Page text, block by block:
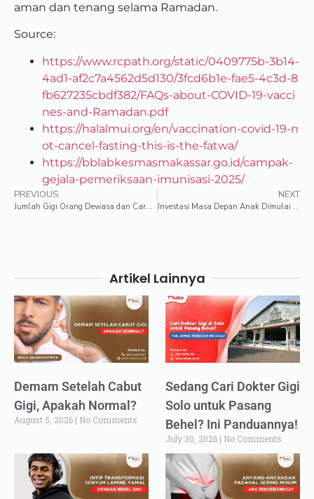
aman dan tenang selama Ramadan.
Source:
https://www.rcpath.org/static/0409775b-3b14-
4ad1-af2c7a4562d5d130/3fcd6b1e-fae5-4c3d-8
fb627235cbdf382/FAQs-about-COVID-19-vacci
nes-and-Ramadan.pdf
https://halalmui.org/en/vaccination-covid-19-n
ot-cancel-fasting-this-is-the-fatwa/
https://bblabkesmasmakassar.go.id/campak-
gejala-pemeriksaan-imunisasi-2025/
PREVIOUS
Jumlah Gigi Orang Dewasa dan Cara Menjaganya
NEXT
Investasi Masa Depan Anak Dimulai dari Kesehatan Mulutnya
Artikel Lainnya
Demam Setelah Cabut
Gigi, Apakah Normal?
August 5, 2026 No Comments
Sedang Cari Dokter Gigi
Solo untuk Pasang
Behel? Ini Panduannya!
July 30, 2026 No Comments